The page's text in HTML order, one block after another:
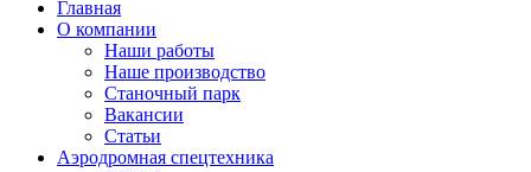
Главная
О компании
Наши работы
Наше производство
Станочный парк
Вакансии
Статьи
Аэродромная спецтехника